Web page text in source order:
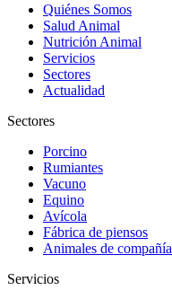
Quiénes Somos
Salud Animal
Nutrición Animal
Servicios
Sectores
Actualidad
Sectores
Porcino
Rumiantes
Vacuno
Equino
Avícola
Fábrica de piensos
Animales de compañía
Servicios